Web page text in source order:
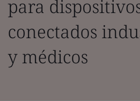
para
conectados
y médicos